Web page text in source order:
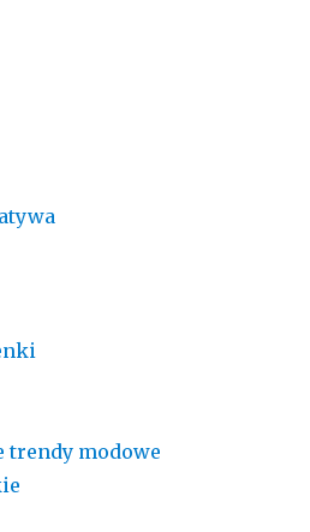
trendy modowe